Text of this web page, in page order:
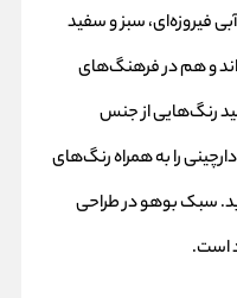
فیروزه‌ای، سبز و سفید
و هم در فرهنگ‌های
رنگ‌هایی از جنس
را به همراه رنگ‌های
سبک بوهو در طراحی
است.